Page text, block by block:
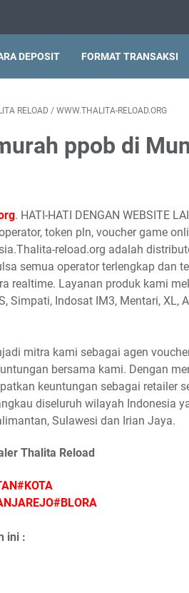
DEPOSIT FORMAT TRANSAKSI
RELOAD / WWW.THALITA-RELOAD.ORG
ppob di
. HATI-HATI DENGAN WEBSITE
token pln, voucher game
reload.org adalah
semua operator terlengkap dan
realtime. Layanan produk kami
Simpati, Indosat IM3, Mentari, XL,
mitra kami sebagai agen
bersama kami. Dengan
keuntungan sebagai retailer
diseluruh wilayah Indonesia
Sulawesi dan Irian Jaya.
Thalita Reload
ini :